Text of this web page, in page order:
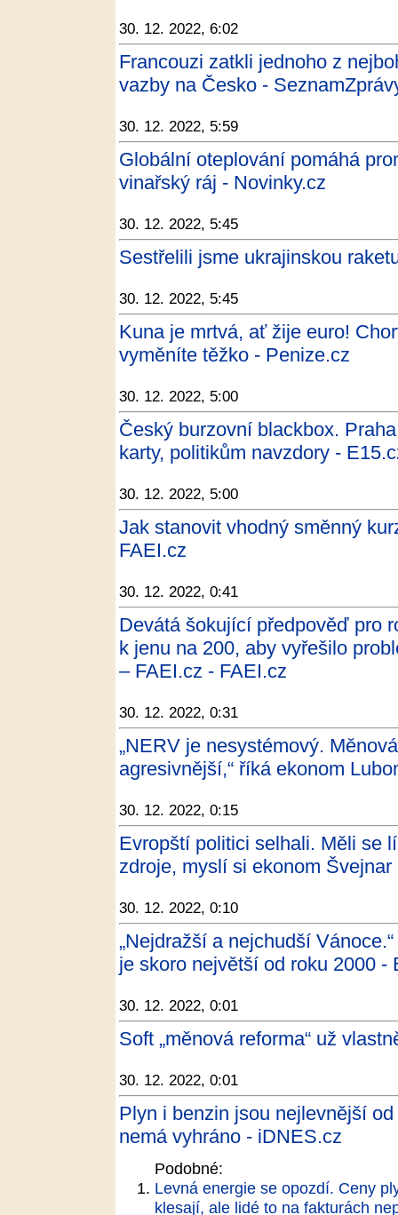
30. 12. 2022, 6:02
Francouzi zatkli jednoho z
vazby na Česko -
30. 12. 2022, 5:59
Globální oteplování pomáhá
vinařský ráj - Novinky.cz
30. 12. 2022, 5:45
Sestřelili jsme ukrajinskou
30. 12. 2022, 5:45
Kuna je mrtvá, ať žije euro!
vyměníte těžko - Penize.cz
30. 12. 2022, 5:00
Český burzovní blackbox.
karty, politikům navzdory -
30. 12. 2022, 5:00
Jak stanovit vhodný směnný
FAEI.cz
30. 12. 2022, 0:41
Devátá šokující předpověď pro
k jenu na 200, aby vyřešilo
– FAEI.cz - FAEI.cz
30. 12. 2022, 0:31
„NERV je nesystémový.
agresivnější,“ říká ekonom
30. 12. 2022, 0:15
Evropští politici selhali. Měli se
zdroje, myslí si ekonom
30. 12. 2022, 0:10
„Nejdražší a nejchudší
je skoro největší od roku 2000 -
30. 12. 2022, 0:01
Soft „měnová reforma“ už
30. 12. 2022, 0:01
Plyn i benzin jsou nejlevnější
nemá vyhráno - iDNES.cz
Podobné:
Levná energie se opozdí. Ceny
klesají, ale lidé to na fakturách